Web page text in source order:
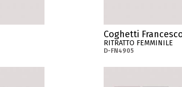
Coghetti
RITRATTO FEMMINILE
D-FN4905